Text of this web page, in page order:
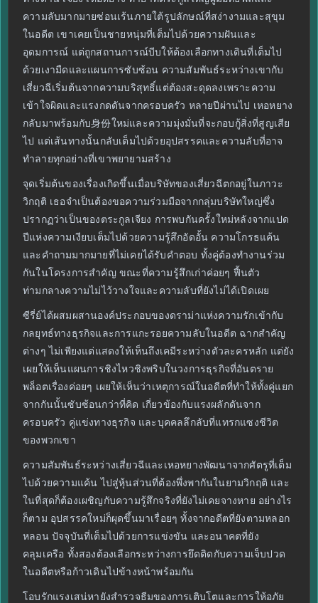
ความลับมากมายซ่อนเร้นภายใต้รูปลักษณ์ที่สง่างามและสุขุม
ในอดีต เขาเคยเป็นชายหนุ่มที่เต็มไปด้วยความฝันและ
อุดมการณ์ แต่ถูกสถานการณ์บีบให้ต้องเลือกทางเดินที่เต็มไป
ด้วยเงามืดและแผนการซับซ้อน ความสัมพันธ์ระหว่างเขากับ
เสี่ยวฉีเริ่มต้นจากความบริสุทธิ์แต่ต้องสะดุดลงเพราะความ
เข้าใจผิดและแรงกดดันจากครอบครัว หลายปีผ่านไป เหอหยาง
กลับมาพร้อมกับ身份ใหม่และความมุ่งมั่นที่จะกอบกู้สิ่งที่สูญเสีย
ไป แต่เส้นทางนั้นกลับเต็มไปด้วยอุปสรรคและความลับที่อาจ
ทำลายทุกอย่างที่เขาพยายามสร้าง
จุดเริ่มต้นของเรื่องเกิดขึ้นเมื่อบริษัทของเสี่ยวฉีตกอยู่ในภาวะ
วิกฤติ เธอจำเป็นต้องขอความร่วมมือจากกลุ่มบริษัทใหญ่ซึ่ง
ปรากฏว่าเป็นของตระกูลเจียง การพบกันครั้งใหม่หลังจากแปด
ปีแห่งความเงียบเต็มไปด้วยความรู้สึกอัดอั้น ความโกรธแค้น
และคำถามมากมายที่ไม่เคยได้รับคำตอบ ทั้งคู่ต้องทำงานร่วม
กันในโครงการสำคัญ ขณะที่ความรู้สึกเก่าค่อยๆ ฟื้นตัว
ท่ามกลางความไม่ไว้วางใจและความลับที่ยังไม่ได้เปิดเผย
ซีรี่ย์ได้ผสมผสานองค์ประกอบของดราม่าแห่งความรักเข้ากับ
กลยุทธ์ทางธุรกิจและการแกะรอยความลับในอดีต ฉากสำคัญ
ต่างๆ ไม่เพียงแต่แสดงให้เห็นถึงเคมีระหว่างตัวละครหลัก แต่ยัง
เผยให้เห็นแผนการชิงไหวชิงพริบในวงการธุรกิจที่อันตราย
พล็อตเรื่องค่อยๆ เผยให้เห็นว่าเหตุการณ์ในอดีตที่ทำให้ทั้งคู่แยก
จากกันนั้นซับซ้อนกว่าที่คิด เกี่ยวข้องกับแรงผลักดันจาก
ครอบครัว คู่แข่งทางธุรกิจ และบุคคลลึกลับที่แทรกแซงชีวิต
ของพวกเขา
ความสัมพันธ์ระหว่างเสี่ยวฉีและเหอหยางพัฒนาจากศัตรูที่เต็ม
ไปด้วยความแค้น ไปสู่หุ้นส่วนที่ต้องพึ่งพากันในยามวิกฤติ และ
ในที่สุดก็ต้องเผชิญกับความรู้สึกจริงที่ยังไม่เคยจางหาย อย่างไร
ก็ตาม อุปสรรคใหม่ก็ผุดขึ้นมาเรื่อยๆ ทั้งจากอดีตที่ยังตามหลอก
หลอน ปัจจุบันที่เต็มไปด้วยการแข่งขัน และอนาคตที่ยัง
คลุมเครือ ทั้งสองต้องเลือกระหว่างการยึดติดกับความเจ็บปวด
ในอดีตหรือก้าวเดินไปข้างหน้าพร้อมกัน
โอบรักแรงเสน่หายังสำรวจธีมของการเติบโตและการให้อภัย